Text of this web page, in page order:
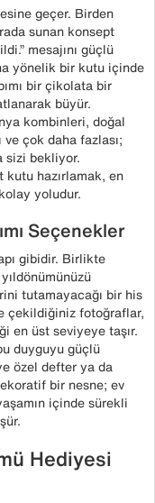
geçer. Birden
sunan konsept
mesajını güçlü
yönelik bir kutu içinde
bir çikolata bir
büyür.
kombinleri, doğal
çok daha fazlası;
sizi bekliyor.
hazırlamak, en
yoludur.
Seçenekler
gibidir. Birlikte
tutamayacağı bir his
çekildiğiniz fotoğraflar,
en üst seviyeye taşır.
duyguyu güçlü
özel defter ya da
bir nesne; ev
içinde sürekli
Hediyesi